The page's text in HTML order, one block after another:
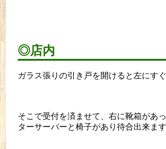
◎店内
ガラス張りの引き戸を開けると左にす
そこで受付を済ませて、右に靴箱があ
ターサーバーと椅子があり待合出来ます